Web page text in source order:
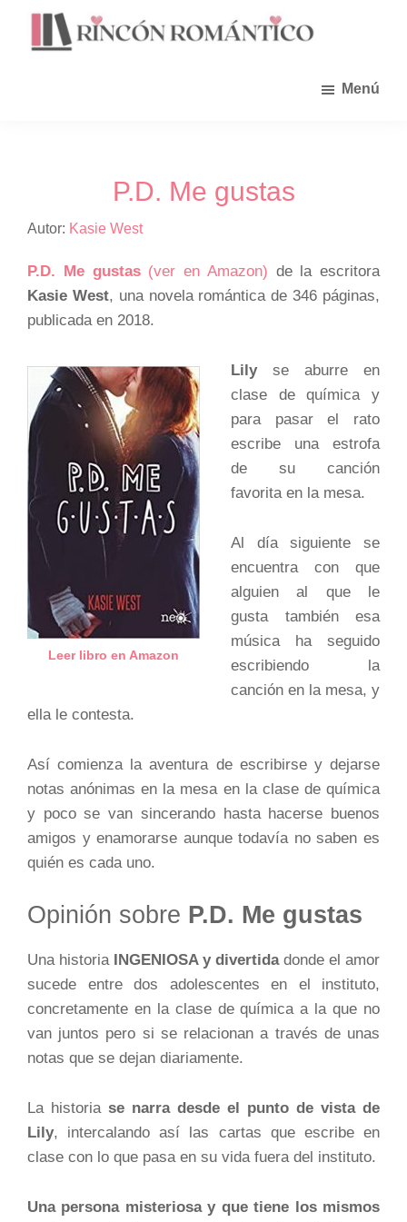
Saltar
Menú
P.D. Me gustas
Autor: Kasie West
P.D. Me gustas(ver en Amazon) de la escritora
Kasie West, una novela romántica de 346 páginas,
publicada en 2018.
Leer libro en Amazon
Lily se aburre en
clase de química y
para pasar el rato
escribe una estrofa
de su canción
favorita en la mesa.
Al día siguiente se
encuentra con que
alguien al que le
gusta también esa
música ha seguido
escribiendo la
canción en la mesa, y
ella le contesta.
Así comienza la aventura de escribirse y dejarse
notas anónimas en la mesa en la clase de química
y poco se van sincerando hasta hacerse buenos
amigos y enamorarse aunque todavía no saben es
quién es cada uno.
Opinión sobre P.D. Me gustas
Una historia INGENIOSA y divertidadonde el amor
sucede entre dos adolescentes en el instituto,
concretamente en la clase de química a la que no
van juntos pero si se relacionan a través de unas
notas que se dejan diariamente.
La historia se narra desde el punto de vista de
Lily, intercalando así las cartas que escribe en
clase con lo que pasa en su vida fuera del instituto.
Una persona misteriosa y que tiene los mismos